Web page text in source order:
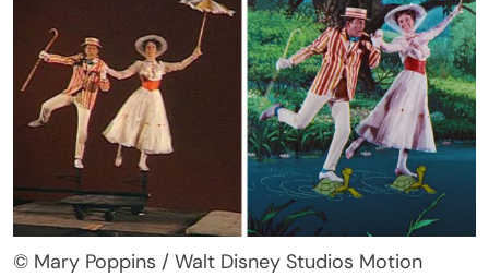
© Mary Poppins / Walt Disney Studios Motion